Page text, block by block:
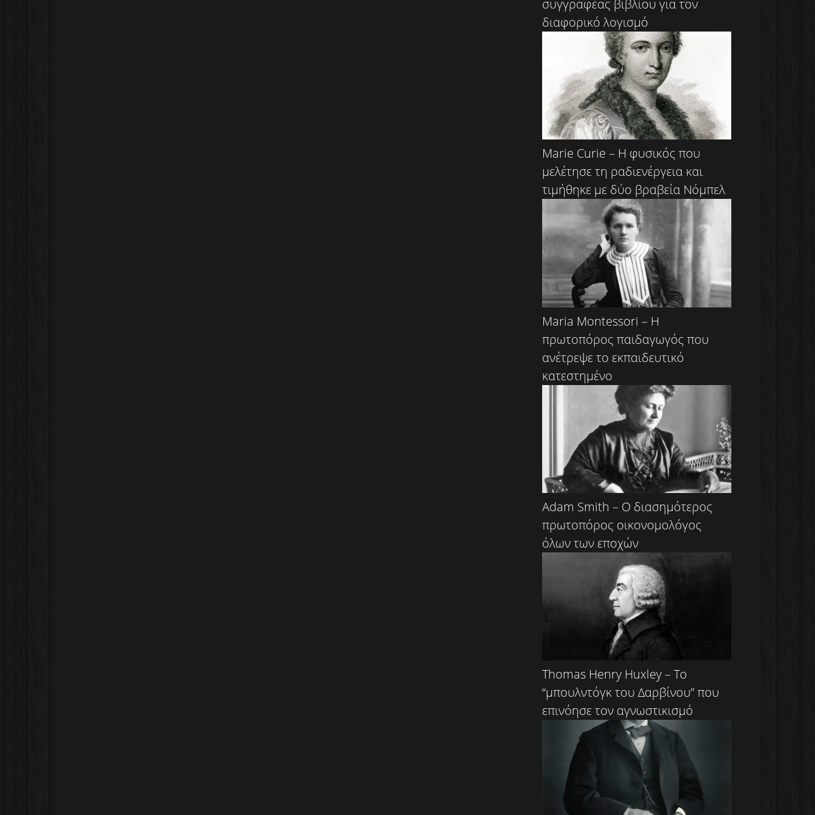
συγγραφέας βιβλίου για τον
διαφορικό λογισμό
Marie Curie – Η φυσικός που
μελέτησε τη ραδιενέργεια και
τιμήθηκε με δύο βραβεία Νόμπελ
Maria Montessori – Η
πρωτοπόρος παιδαγωγός που
ανέτρεψε το εκπαιδευτικό
κατεστημένο
Adam Smith – Ο διασημότερος
πρωτοπόρος οικονομολόγος
όλων των εποχών
Thomas Henry Huxley – Το
“μπουλντόγκ του Δαρβίνου” που
επινόησε τον αγνωστικισμό